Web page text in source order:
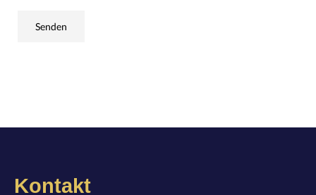
Kontakt